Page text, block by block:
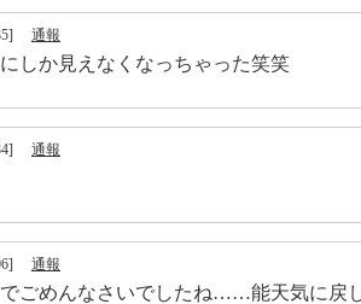
通報
か見えなくなっちゃった笑笑
通報
通報
ごめんなさいでしたね……能天気に戻